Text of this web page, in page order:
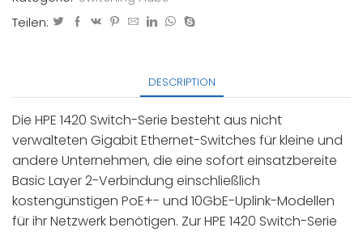
Teilen:
DESCRIPTION
Die HPE 1420 Switch-Serie besteht aus nicht
verwalteten Gigabit Ethernet-Switches für kleine und
andere Unternehmen, die eine sofort einsatzbereite
Basic Layer 2-Verbindung einschließlich
kostengünstigen PoE+- und 10GbE-Uplink-Modellen
für ihr Netzwerk benötigen. Zur HPE 1420 Switch-Serie